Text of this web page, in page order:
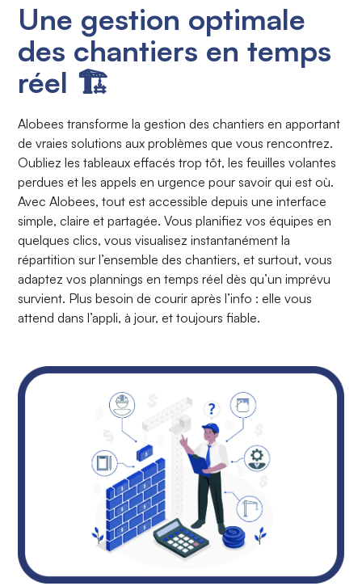
Une gestion optimale
des chantiers en temps
réel 🏗️
Alobees transforme la gestion des chantiers en apportant
de vraies solutions aux problèmes que vous rencontrez.
Oubliez les tableaux effacés trop tôt, les feuilles volantes
perdues et les appels en urgence pour savoir qui est où.
Avec Alobees, tout est accessible depuis une interface
simple, claire et partagée. Vous planifiez vos équipes en
quelques clics, vous visualisez instantanément la
répartition sur l’ensemble des chantiers, et surtout, vous
adaptez vos plannings en temps réel dès qu’un imprévu
survient. Plus besoin de courir après l’info : elle vous
attend dans l’appli, à jour, et toujours fiable.